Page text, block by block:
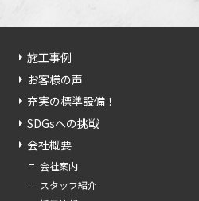
施工事例
お客様の声
充実の標準設備！
SDGsへの挑戦
会社概要
会社案内
スタッフ紹介